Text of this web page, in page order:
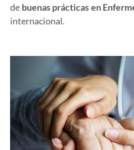
de buenas prácticas en
internacional.